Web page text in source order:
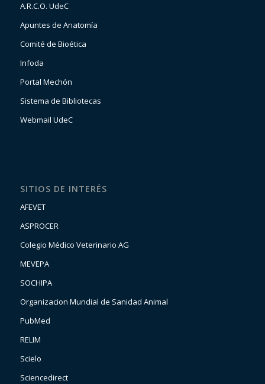
A.R.C.O. UdeC
Apuntes de Anatomía
Comité de Bioética
Infoda
Portal Mechón
Sistema de Bibliotecas
Webmail UdeC
SITIOS DE INTERÉS
AFEVET
ASPROCER
Colegio Médico Veterinario AG
MEVEPA
SOCHIPA
Organizacion Mundial de Sanidad Animal
PubMed
RELIM
Scielo
Sciencedirect